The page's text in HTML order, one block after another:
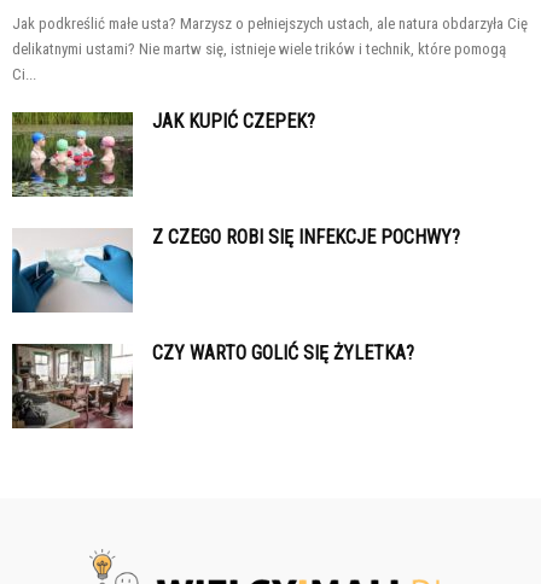
Jak podkreślić małe usta? Marzysz o pełniejszych ustach, ale natura obdarzyła Cię
delikatnymi ustami? Nie martw się, istnieje wiele trików i technik, które pomogą
Ci...
JAK KUPIĆ CZEPEK?
Z CZEGO ROBI SIĘ INFEKCJE POCHWY?
CZY WARTO GOLIĆ SIĘ ŻYLETKA?